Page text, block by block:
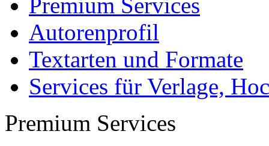
Autorenprofil
Textarten und Formate
Services für Verlage,
Premium Services